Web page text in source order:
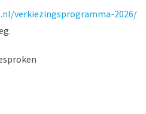
verkiezingsprogramma-2026/